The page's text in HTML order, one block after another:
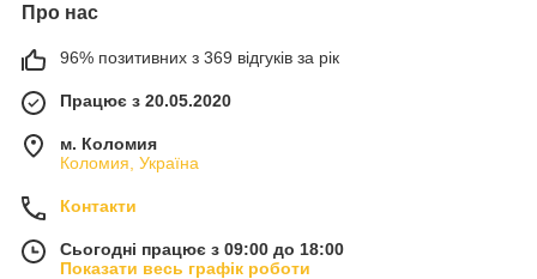
Про нас
96% позитивних з 369 відгуків за рік
Працює з 20.05.2020
м. Коломия
Коломия, Україна
Контакти
Сьогодні працює з 09:00 до 18:00
Показати весь графік роботи